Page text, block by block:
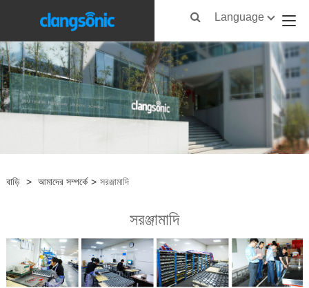
Language
বাড়ি > আমাদের সম্পর্কে > সরঞ্জামাদি
সরঞ্জামাদি